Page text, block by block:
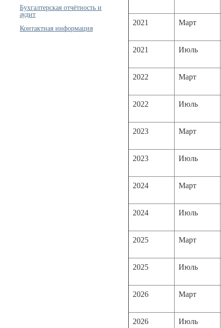
Бухгалтерская отчётность и
аудит
Контактная информация
2021 Март
2021 Июль
2022 Март
2022 Июль
2023 Март
2023 Июль
2024 Март
2024 Июль
2025 Март
2025 Июль
2026 Март
2026 Июль